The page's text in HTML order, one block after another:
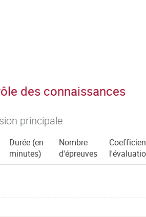
des connaissances
principale
Durée (en
minutes)
Nombre
d'épreuves